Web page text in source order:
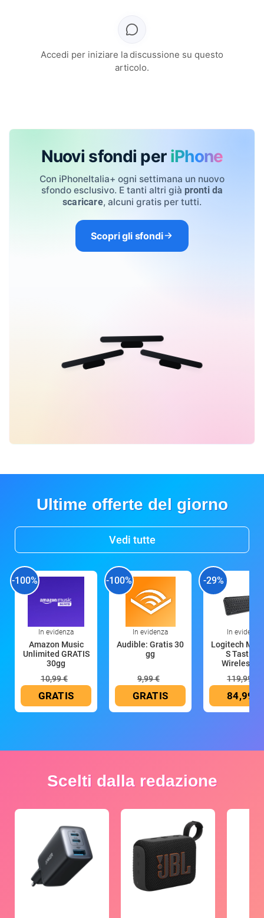
Accedi per iniziare la discussione su questo
articolo.
Nuovi sfondi per iPhone
Con iPhoneItalia+ ogni settimana un nuovo
sfondo esclusivo. E tanti altri già pronti da
scaricare, alcuni gratis per tutti.
Scopri gli sfondi
Ultime offerte del giorno
Vedi tutte
-100%
In evidenza
Amazon Music
Unlimited GRATIS
30gg
10,99 €
GRATIS
-100%
In evidenza
Audible: Gratis 30
gg
9,99 €
GRATIS
-29%
In evidenza
Logitech MX
S Tastiera
Wireless
119,99 €
84,99 €
Scelti dalla redazione